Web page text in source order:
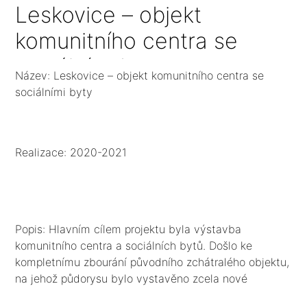
Leskovice – objekt
komunitního centra se
sociálními byty
Název: Leskovice – objekt komunitního centra se
sociálními byty
Realizace: 2020-2021
Popis: Hlavním cílem projektu byla výstavba
komunitního centra a sociálních bytů. Došlo ke
kompletnímu zbourání původního zchátralého objektu,
na jehož půdorysu bylo vystavěno zcela nové